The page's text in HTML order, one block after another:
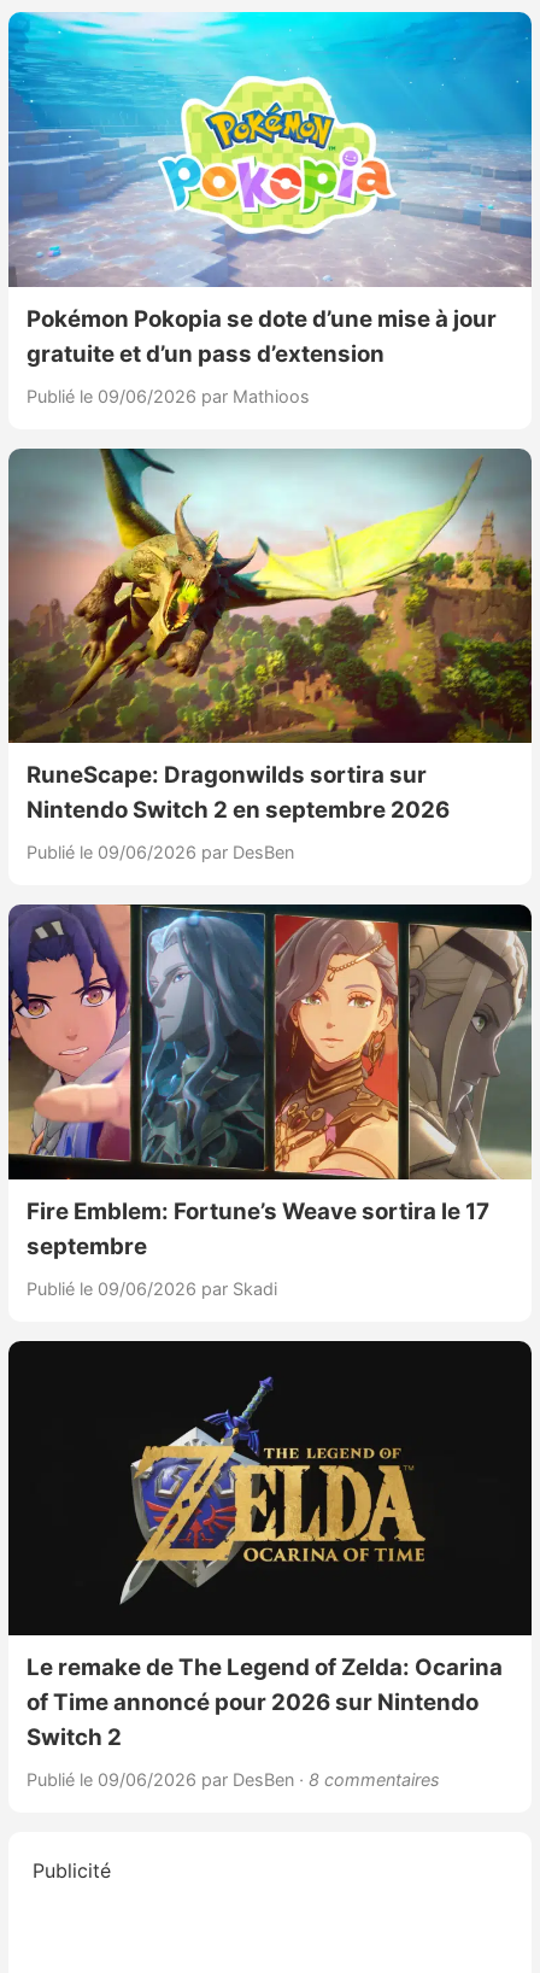
Pokémon Pokopia se dote d’une mise à jour
gratuite et d’un pass d’extension
Publié le 09/06/2026 par Mathioos
RuneScape: Dragonwilds sortira sur
Nintendo Switch 2 en septembre 2026
Publié le 09/06/2026 par DesBen
Fire Emblem: Fortune’s Weave sortira le 17
septembre
Publié le 09/06/2026 par Skadi
Le remake de The Legend of Zelda: Ocarina
of Time annoncé pour 2026 sur Nintendo
Switch 2
Publié le 09/06/2026 par DesBen · 8 commentaires
Publicité